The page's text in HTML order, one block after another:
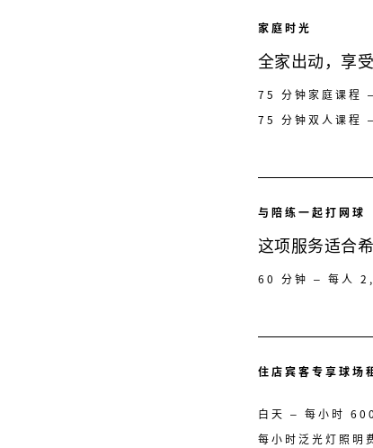
家庭时光
全家出动，享
75 分钟家庭课程
75 分钟双人课程
与陪练一起打网球
这项服务适合
60 分钟 – 每人
住店宾客专享球场
白天 – 每小时
每小时泛光灯照